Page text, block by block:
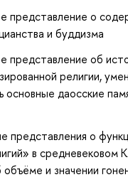
представление о
и буддизма
представление об
религии,
основные даосские
представления о
в средневековом
и значении